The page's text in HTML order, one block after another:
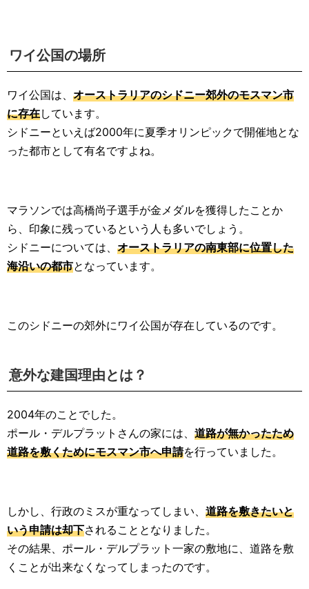
ワイ公国の場所
ワイ公国は、 オーストラリアのシドニー郊外のモスマン市
に存在しています。
シドニーといえば2000年に夏季オリンピックで開催地とな
った都市として有名ですよね。
マラソンでは高橋尚子選手が金メダルを獲得したことか
ら、印象に残っているという人も多いでしょう。
シドニーについては、 オーストラリアの南東部に位置した
海沿いの都市となっています。
このシドニーの郊外にワイ公国が存在しているのです。
意外な建国理由とは？
2004年のことでした。
ポール・デルプラットさんの家には、 道路が無かったため
道路を敷くためにモスマン市へ申請を行っていました。
しかし、行政のミスが重なってしまい、 道路を敷きたいと
いう申請は却下されることとなりました。
その結果、ポール・デルプラット一家の敷地に、道路を敷
くことが出来なくなってしまったのです。